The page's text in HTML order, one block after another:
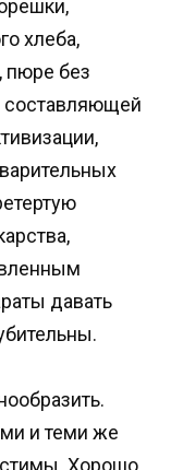
хлеба,
пюре без
составляющей
давать
и теми же